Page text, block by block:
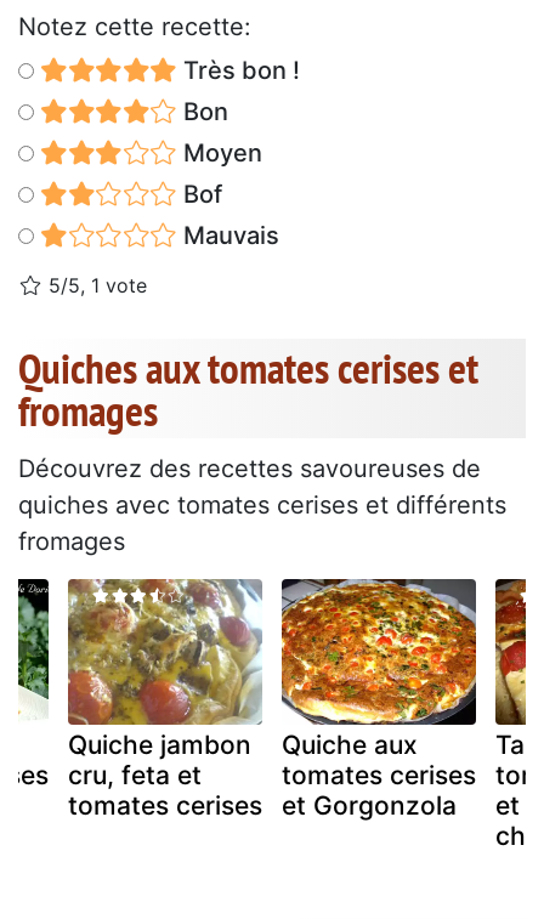
Notez cette recette:
Très bon !
Bon
Moyen
Bof
Mauvais
5/5, 1 vote
Quiches aux tomates cerises et
fromages
Découvrez des recettes savoureuses de
quiches avec tomates cerises et différents
fromages
Quiche jambon
cru, feta et
tomates cerises
Quiche aux
tomates cerises
et Gorgonzola
et